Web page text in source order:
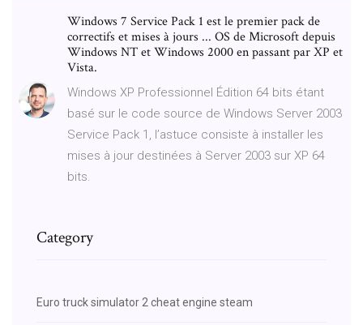
Windows 7 Service Pack 1 est le premier pack de
correctifs et mises à jours ... OS de Microsoft depuis
Windows NT et Windows 2000 en passant par XP et
Vista.
Windows XP Professionnel Édition 64 bits étant
basé sur le code source de Windows Server 2003
Service Pack 1, l’astuce consiste à installer les
mises à jour destinées à Server 2003 sur XP 64
bits.
Category
Euro truck simulator 2 cheat engine steam